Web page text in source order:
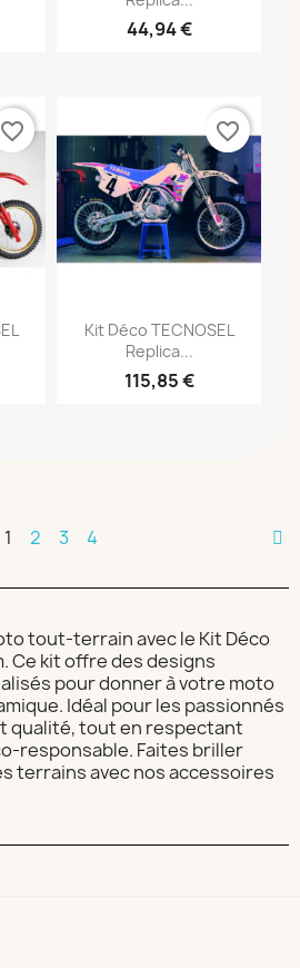
44,94 €
favorite_border
Kit Déco TECNOSEL
Replica...
115,85 €
favorite_border
1
2 3 4
tout-terrain avec le Kit Déco
Ce kit offre des designs
pour donner à votre moto
Idéal pour les passionnés
qualité, tout en respectant
responsable. Faites briller
terrains avec nos accessoires